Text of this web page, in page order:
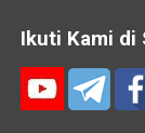
Ikuti Kami di